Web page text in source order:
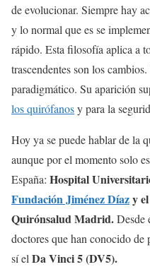
de evolucionar. Siempre hay
y lo normal que es se
rápido. Esta filosofía aplica a
trascendentes son los
paradigmático. Su aparición
los quirófanosy para la
Hoy ya se puede hablar de la
aunque por el momento solo
España: Hospital
Fundación Jiménez Díazy
Quirónsalud Madrid.Desde
doctores que han conocido de
sí el Da Vinci 5 (DV5).